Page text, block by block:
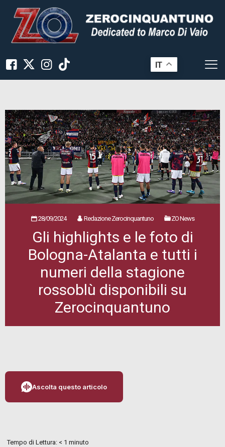
IT
28/09/2024 Redazione Zerocinquantuno ZO News
Gli highlights e le foto di
Bologna-Atalanta e tutti i
numeri della stagione
rossoblù disponibili su
Zerocinquantuno
Ascolta questo articolo
Tempo di Lettura: < 1 minuto